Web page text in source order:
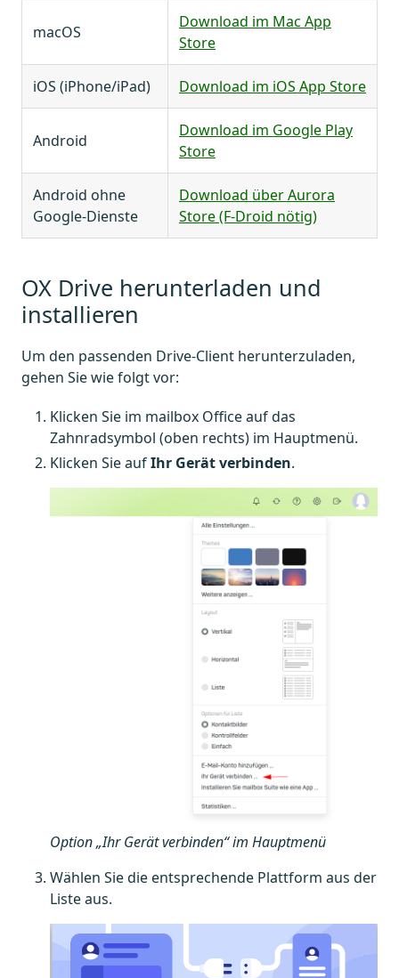
macOS
Download im Mac App
Store
iOS (iPhone/iPad) Download im iOS App Store
Android
Download im Google Play
Store
Android ohne
Google-Dienste
Download über Aurora
Store (F-Droid nötig)
OX Drive herunterladen und
installieren
Um den passenden Drive-Client herunterzuladen,
gehen Sie wie folgt vor:
Klicken Sie im mailbox Office auf das
Zahnradsymbol (oben rechts) im Hauptmenü.
Klicken Sie aufIhr Gerät verbinden.
Option „Ihr Gerät verbinden“ im Hauptmenü
Wählen Sie die entsprechende Plattform aus der
Liste aus.